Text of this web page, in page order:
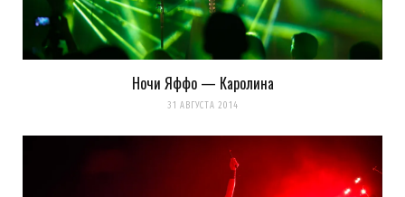
Сохранить моё имя, email и адрес сайта в этом браузере для
последующих моих комментариев.
Уведомлять меня о новых записях почтой.
Ночи Яффо — Каролина
31 АВГУСТА 2014